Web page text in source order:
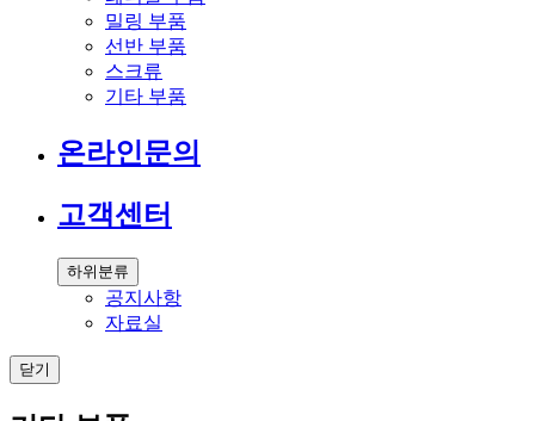
밀링 부품
선반 부품
스크류
기타 부품
온라인문의
고객센터
하위분류
공지사항
자료실
닫기